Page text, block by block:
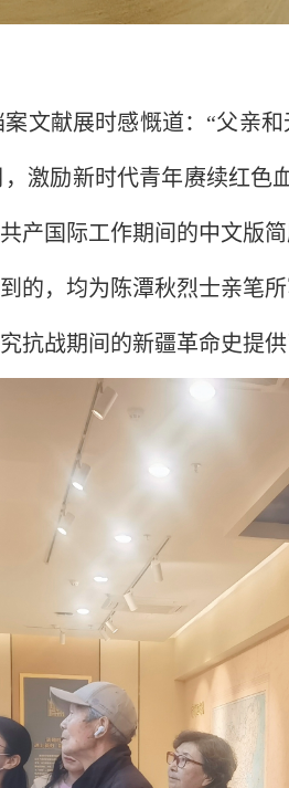
案文献展时感慨道： “父亲
激励新时代青年赓续红色
产国际工作期间的中文版
，均为陈潭秋烈士亲笔
抗战期间的新疆革命史提供